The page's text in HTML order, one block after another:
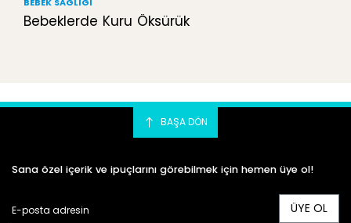
Bebeklerde Kuru Öksürük
BAŞA DÖN
Sana özel içerik ve ipuçlarını görebilmek için hemen üye ol!
ÜYE OL